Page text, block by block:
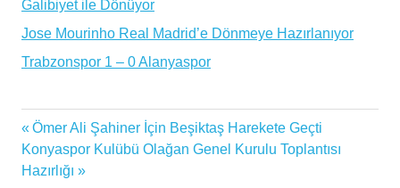
Galibiyet ile Dönüyor
Jose Mourinho Real Madrid’e Dönmeye Hazırlanıyor
Trabzonspor 1 – 0 Alanyaspor
Konyaspor
Uğur
Demirok
Yazı
gezinmesi
Previous
Post:
Ömer Ali Şahiner İçin Beşiktaş Harekete Geçti
Next
Post:
Konyaspor Kulübü Olağan Genel Kurulu Toplantısı
Hazırlığı